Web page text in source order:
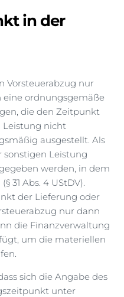
in der
Vorsteuerabzug nur
ordnungsgemäße
die den Zeitpunkt
Leistung nicht
ausgestellt. Als
Leistung
werden, in dem
31 Abs. 4 UStDV).
der Lieferung oder
nur dann
die Finanzverwaltung
um die materiellen
sich die Angabe des
unter